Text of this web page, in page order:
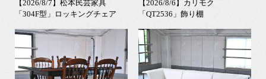
【2026/8/7】松本民芸家具
「304F型」ロッキングチェア
【2026/8/6】カリモク
「QT2536」飾り棚